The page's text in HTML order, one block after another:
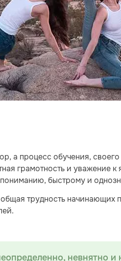
а процесс обучения,
грамотность и уважение
быстрому и
трудность начинающих
невнятно